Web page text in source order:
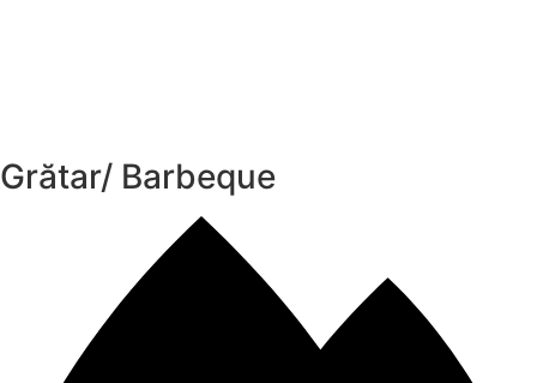
Grătar/ Barbeque